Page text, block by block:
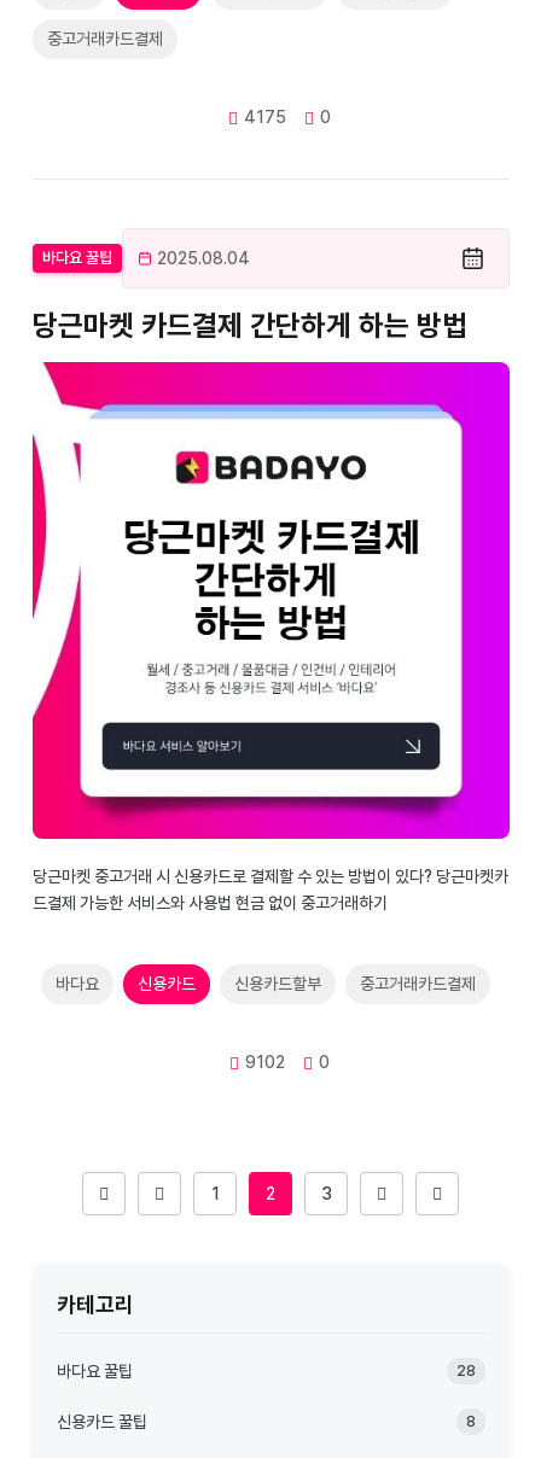
중고거래카드결제
4175 0
바다요 꿀팁 2025.08.04
당근마켓 카드결제 간단하게 하는 방법
당근마켓 중고거래 시 신용카드로 결제할 수 있는 방법이 있다? 당근마켓카
드결제 가능한 서비스와 사용법 현금 없이 중고거래하기
바다요 신용카드 신용카드할부 중고거래카드결제
9102 0
1 2 3
카테고리
바다요 꿀팁 28
신용카드 꿀팁 8